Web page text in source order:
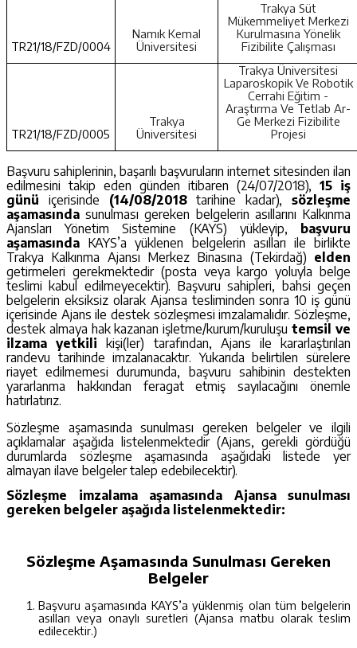
TR21/18/FZD/0004
Namık Kemal
Üniversitesi
Trakya Süt
Mükemmeliyet Merkezi
Kurulmasına Yönelik
Fizibilite Çalışması
TR21/18/FZD/0005
Trakya
Üniversitesi
Trakya Üniversitesi
Laparoskopik Ve Robotik
Cerrahi Eğitim -
Araştırma Ve Tetlab Ar-
Ge Merkezi Fizibilite
Projesi
Başvuru sahiplerinin, başarılı başvuruların internet sitesinden ilan
edilmesini takip eden günden itibaren (24/07/2018), 15 iş
günü içerisinde (14/08/2018tarihine kadar),sözleşme
aşamasında sunulması gereken belgelerin asıllarını Kalkınma
Ajansları Yönetim Sistemine (KAYS) yükleyip, başvuru
aşamasında KAYS’a yüklenen belgelerin asılları ile birlikte
Trakya Kalkınma Ajansı Merkez Binasına (Tekirdağ) elden
getirmeleri gerekmektedir (posta veya kargo yoluyla belge
teslimi kabul edilmeyecektir). Başvuru sahipleri, bahsi geçen
belgelerin eksiksiz olarak Ajansa tesliminden sonra 10 iş günü
içerisinde Ajans ile destek sözleşmesi imzalamalıdır. Sözleşme,
destek almaya hak kazanan işletme/kurum/kuruluşutemsil ve
ilzama yetkili kişi(ler) tarafından, Ajans ile kararlaştırılan
randevu tarihinde imzalanacaktır. Yukarıda belirtilen sürelere
riayet edilmemesi durumunda, başvuru sahibinin destekten
yararlanma hakkından feragat etmiş sayılacağını önemle
hatırlatırız.
Sözleşme aşamasında sunulması gereken belgeler ve ilgili
açıklamalar aşağıda listelenmektedir (Ajans, gerekli gördüğü
durumlarda sözleşme aşamasında aşağıdaki listede yer
almayan ilave belgeler talep edebilecektir).
Sözleşme imzalama aşamasında Ajansa sunulması
gereken belgeler aşağıda listelenmektedir:
Sözleşme Aşamasında Sunulması Gereken
Belgeler
Başvuru aşamasında KAYS’a yüklenmiş olan tüm belgelerin
asılları veya onaylı suretleri (Ajansa matbu olarak teslim
edilecektir.)